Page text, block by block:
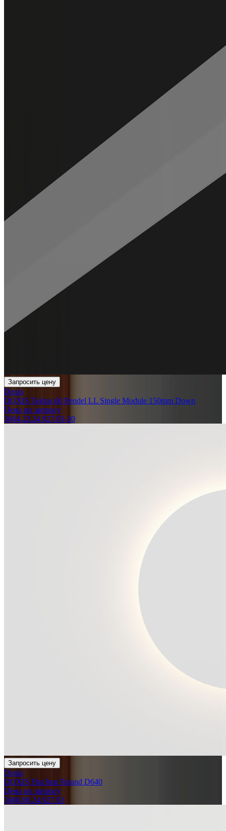
Запросить цену
Doxis
DOXIS Tektus 60 Pendel LL Single Module 150mm Down
Цена по запросу
3604.23.24.927.03-30
Запросить цену
Doxis
DOXIS Flat Iron Round D640
Цена по запросу
3600.00.24.927.03